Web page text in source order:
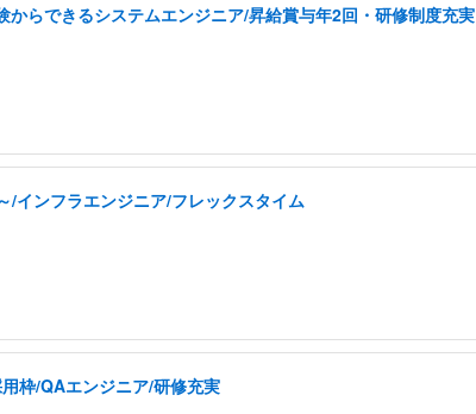
からできるシステムエンジニア/昇給賞与年2回・研修制度充実
/インフラエンジニア/フレックスタイム
枠/QAエンジニア/研修充実